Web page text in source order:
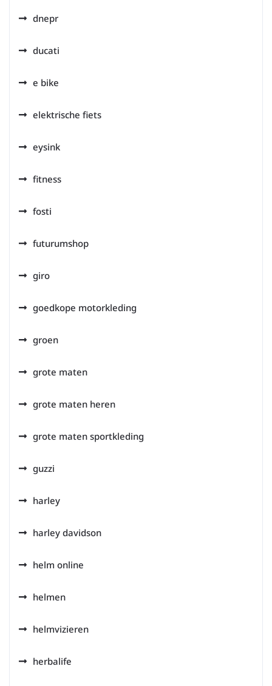
dnepr
ducati
e bike
elektrische fiets
eysink
fitness
fosti
futurumshop
giro
goedkope motorkleding
groen
grote maten
grote maten heren
grote maten sportkleding
guzzi
harley
harley davidson
helm online
helmen
helmvizieren
herbalife